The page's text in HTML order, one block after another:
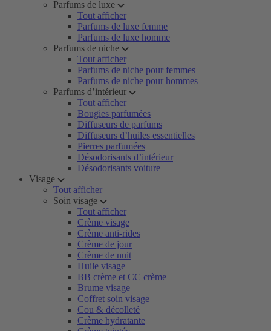
Parfums de luxe
Tout afficher
Parfums de luxe femme
Parfums de luxe homme
Parfums de niche
Tout afficher
Parfums de niche pour femmes
Parfums de niche pour hommes
Parfums d’intérieur
Tout afficher
Bougies parfumées
Diffuseurs de parfums
Diffuseurs d’huiles essentielles
Pierres parfumées
Désodorisants d’intérieur
Désodorisants voiture
Visage
Tout afficher
Soin visage
Tout afficher
Crème visage
Crème anti-rides
Crème de jour
Crème de nuit
Huile visage
BB crème et CC crème
Brume visage
Coffret soin visage
Cou & décolleté
Crème hydratante